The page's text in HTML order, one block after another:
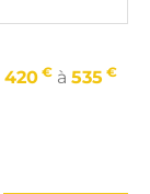
420 € à 535 €